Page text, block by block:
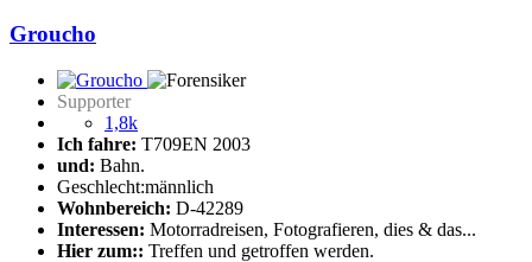
Groucho
Supporter
1,8k
Ich fahre: T709EN 2003
und: Bahn.
Geschlecht:männlich
Wohnbereich: D-42289
Interessen: Motorradreisen, Fotografieren, dies & das...
Hier zum:: Treffen und getroffen werden.